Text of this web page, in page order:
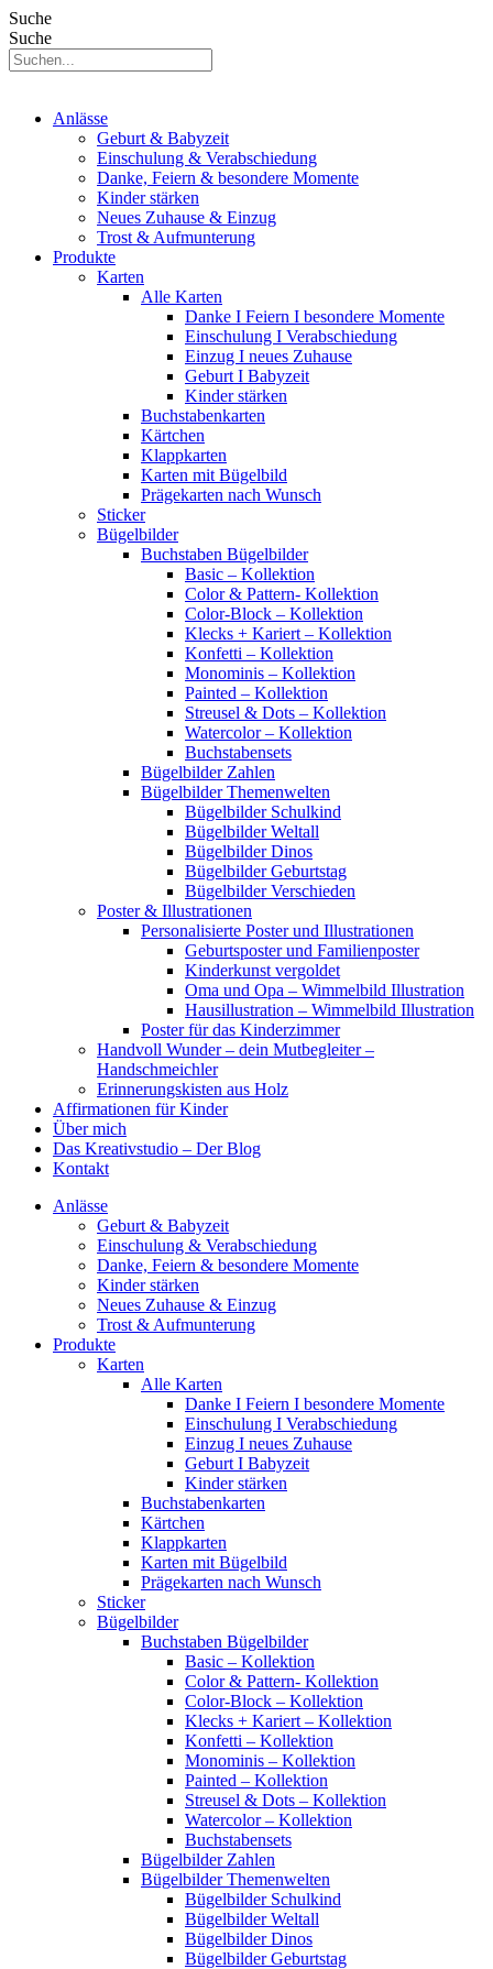
Suche
Suche
Anlässe
Geburt & Babyzeit
Einschulung & Verabschiedung
Danke, Feiern & besondere Momente
Kinder stärken
Neues Zuhause & Einzug
Trost & Aufmunterung
Produkte
Karten
Alle Karten
Danke I Feiern I besondere Momente
Einschulung I Verabschiedung
Einzug I neues Zuhause
Geburt I Babyzeit
Kinder stärken
Buchstabenkarten
Kärtchen
Klappkarten
Karten mit Bügelbild
Prägekarten nach Wunsch
Sticker
Bügelbilder
Buchstaben Bügelbilder
Basic – Kollektion
Color & Pattern- Kollektion
Color-Block – Kollektion
Klecks + Kariert – Kollektion
Konfetti – Kollektion
Monominis – Kollektion
Painted – Kollektion
Streusel & Dots – Kollektion
Watercolor – Kollektion
Buchstabensets
Bügelbilder Zahlen
Bügelbilder Themenwelten
Bügelbilder Schulkind
Bügelbilder Weltall
Bügelbilder Dinos
Bügelbilder Geburtstag
Bügelbilder Verschieden
Poster & Illustrationen
Personalisierte Poster und Illustrationen
Geburtsposter und Familienposter
Kinderkunst vergoldet
Oma und Opa – Wimmelbild Illustration
Hausillustration – Wimmelbild Illustration
Poster für das Kinderzimmer
Handvoll Wunder – dein Mutbegleiter –
Handschmeichler
Erinnerungskisten aus Holz
Affirmationen für Kinder
Über mich
Das Kreativstudio – Der Blog
Kontakt
Anlässe
Geburt & Babyzeit
Einschulung & Verabschiedung
Danke, Feiern & besondere Momente
Kinder stärken
Neues Zuhause & Einzug
Trost & Aufmunterung
Produkte
Karten
Alle Karten
Danke I Feiern I besondere Momente
Einschulung I Verabschiedung
Einzug I neues Zuhause
Geburt I Babyzeit
Kinder stärken
Buchstabenkarten
Kärtchen
Klappkarten
Karten mit Bügelbild
Prägekarten nach Wunsch
Sticker
Bügelbilder
Buchstaben Bügelbilder
Basic – Kollektion
Color & Pattern- Kollektion
Color-Block – Kollektion
Klecks + Kariert – Kollektion
Konfetti – Kollektion
Monominis – Kollektion
Painted – Kollektion
Streusel & Dots – Kollektion
Watercolor – Kollektion
Buchstabensets
Bügelbilder Zahlen
Bügelbilder Themenwelten
Bügelbilder Schulkind
Bügelbilder Weltall
Bügelbilder Dinos
Bügelbilder Geburtstag